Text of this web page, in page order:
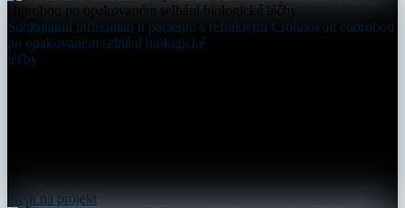
Subkutánní infliximab u pacientů s refrakterní Crohnovou chorobou
po opakovaném selhání biologické
léčby
přejít na projekt